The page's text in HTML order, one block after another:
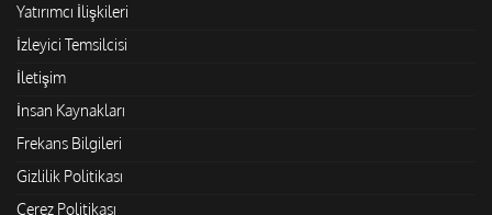
Yatırımcı İlişkileri
İzleyici Temsilcisi
İletişim
İnsan Kaynakları
Frekans Bilgileri
Gizlilik Politikası
Çerez Politikası